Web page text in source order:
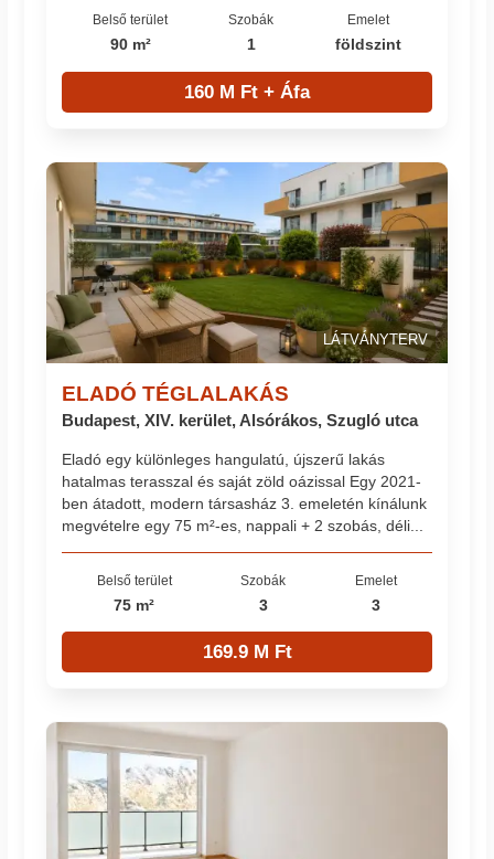
Belső terület
90 m²
Szobák
1
Emelet
földszint
160 M Ft + Áfa
LÁTVÁNYTERV
ELADÓ TÉGLALAKÁS
Budapest, XIV. kerület, Alsórákos, Szugló utca
Eladó egy különleges hangulatú, újszerű lakás
hatalmas terasszal és saját zöld oázissal Egy 2021-
ben átadott, modern társasház 3. emeletén kínálunk
megvételre egy 75 m²-es, nappali + 2 szobás, déli...
Belső terület
75 m²
Szobák
3
Emelet
3
169.9 M Ft